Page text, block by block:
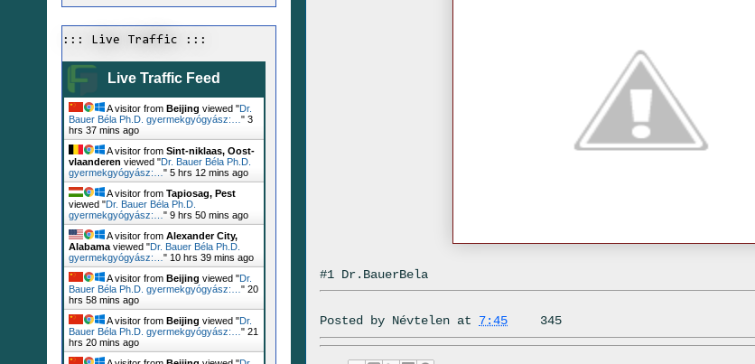
#1 Dr.BauerBela
Posted by Névtelen at 7:45 345
::: Live Traffic :::
Live Traffic Feed
A visitor from Beijing viewed "Dr.
Bauer Béla Ph.D. gyermekgyógyász:… " 3
hrs 37 mins ago
A visitor from Sint-niklaas, Oost-
vlaanderen viewed "Dr. Bauer Béla Ph.D.
gyermekgyógyász:… " 5 hrs 12 mins ago
A visitor from Tapiosag, Pest
viewed "Dr. Bauer Béla Ph.D.
gyermekgyógyász:… " 9 hrs 50 mins ago
A visitor from Alexander City,
Alabama viewed "Dr. Bauer Béla Ph.D.
gyermekgyógyász:… " 10 hrs 39 mins ago
A visitor from Beijing viewed "Dr.
Bauer Béla Ph.D. gyermekgyógyász:… " 20
hrs 58 mins ago
A visitor from Beijing viewed "Dr.
Bauer Béla Ph.D. gyermekgyógyász:… " 21
hrs 20 mins ago